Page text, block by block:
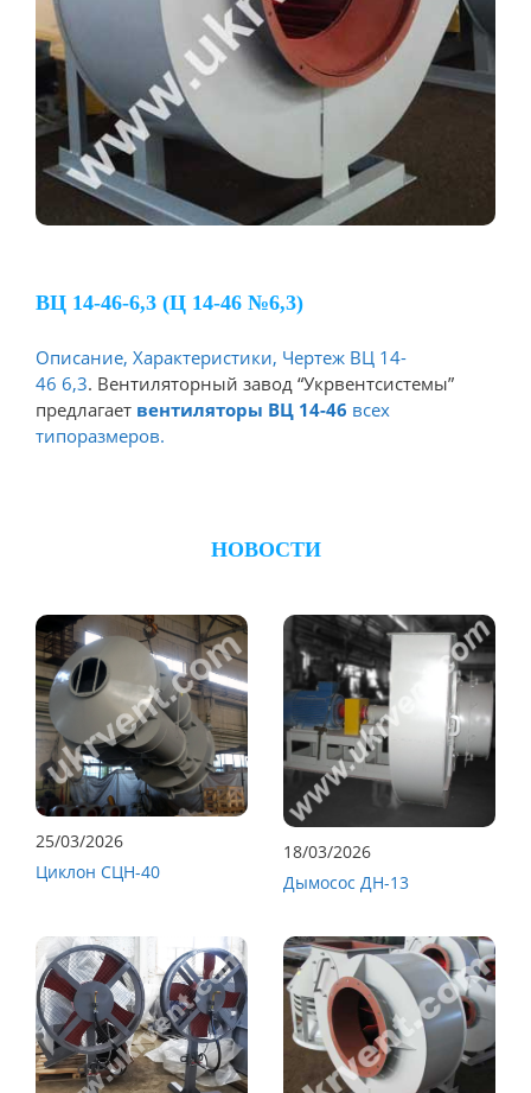
ВЦ 14-46-6,3 (Ц 14-46 №6,3)
Описание, Характеристики, Чертеж ВЦ 14-
46 6,3. Вентиляторный завод “Укрвентсистемы”
предлагает вентиляторы ВЦ 14-46 всех
типоразмеров.
НОВОСТИ
25/03/2026
Циклон СЦН-40
18/03/2026
Дымосос ДН-13